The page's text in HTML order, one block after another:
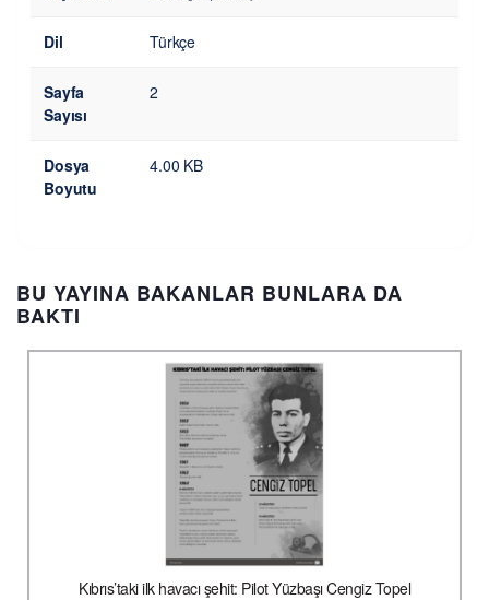
Dil Türkçe
Sayfa
Sayısı
2
Dosya
Boyutu
4.00 KB
BU YAYINA BAKANLAR BUNLARA DA
BAKTI
Kıbrıs’taki ilk havacı şehit: Pilot Yüzbaşı Cengiz Topel